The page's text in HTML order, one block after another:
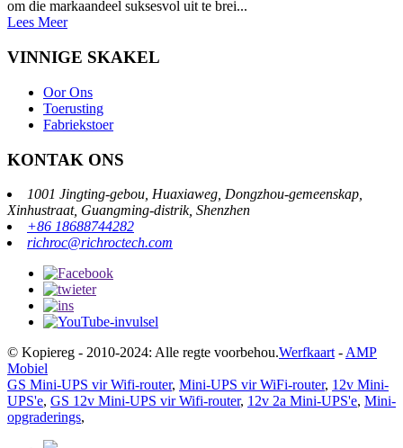
om die markaandeel suksesvol uit te brei...
Lees Meer
VINNIGE SKAKEL
Oor Ons
Toerusting
Fabriekstoer
KONTAK ONS
1001 Jingting-gebou, Huaxiaweg, Dongzhou-gemeenskap,
Xinhustraat, Guangming-distrik, Shenzhen
+86 18688744282
richroc@richroctech.com
© Kopiereg - 2010-2024: Alle regte voorbehou.Werfkaart - AMP
Mobiel
GS Mini-UPS vir Wifi-router, Mini-UPS vir WiFi-router, 12v Mini-
UPS'e, GS 12v Mini-UPS vir Wifi-router, 12v 2a Mini-UPS'e, Mini-
opgraderings,